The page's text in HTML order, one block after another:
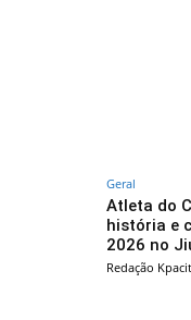
Geral
Atleta do
história e
2026 no
Redação Kpacit